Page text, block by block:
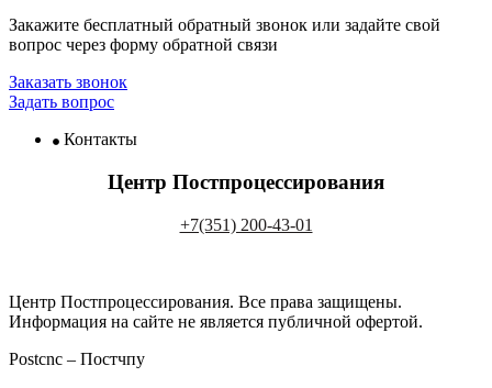
Закажите бесплатный обратный звонок или задайте свой
вопрос через форму обратной связи
Заказать звонок
Задать вопрос
Контакты
Центр Постпроцессирования
+7(351) 200-43-01
Центр Постпроцессирования. Все права защищены.
Информация на сайте не является публичной офертой.
Postcnc ‒ Постчпу